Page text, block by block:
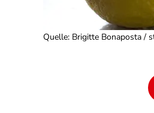
Quelle: Brigitte Bonaposta /